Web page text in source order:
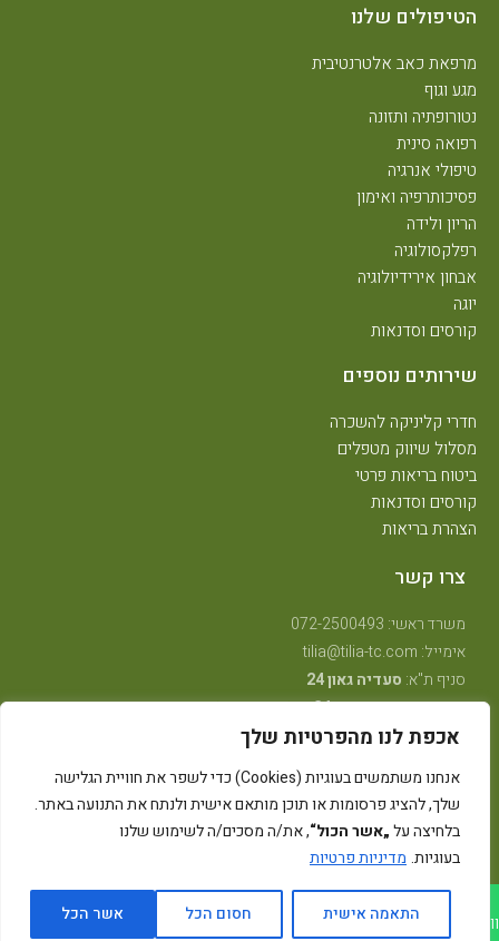
אכפת לנו מהפרטיות שלך
אנחנו משתמשים בעוגיות (Cookies) כדי לשפר את חוויית הגלישה
שלך, להציג פרסומות או תוכן מותאם אישית ולנתח את התנועה באתר.
בלחיצה על„אשר הכול“, את/ה מסכים/ה לשימוש שלנו
בעוגיות. מדיניות פרטיות
התאמה אישית חסום הכל אשר הכל
הטיפולים שלנו
מרפאת כאב אלטרנטיבית
מגע וגוף
נטורופתיה ותזונה
רפואה סינית
טיפולי אנרגיה
פסיכותרפיה ואימון
הריון ולידה
רפלקסולוגיה
אבחון אירידיולוגיה
יוגה
קורסים וסדנאות
חייג/י לטיליה ווצאפ לטיליה
שירותים נוספים
חדרי קליניקה להשכרה
מסלול שיווק מטפלים
ביטוח בריאות פרטי
קורסים וסדנאות
הצהרת בריאות
צרו קשר
משרד ראשי: 072-2500493
אימייל: tilia@tilia-tc.com
סניף ת"א: סעדיה גאון 24
סניף רמת גן:בן גוריון 24, קליניקה טיפולית.
סניף חיפה:טשרניחובסקי 35
(בנין אסטרא) קומה 3.
ליד מרכז אלון
(בבית הדורות)
סניף באר שבע: מרדכי מקלף 62 (מאוחדת שכונה ו׳ החדשה)
רייבן מדיה - קידום ובניית אתרים גלילה